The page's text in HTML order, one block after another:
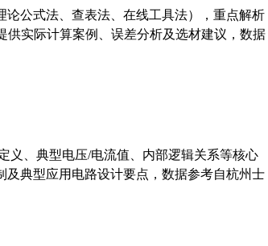
公式法、查表法、在线工具法），重点解析
供实际计算案例、误差分析及选材建议，数据
义、典型电压/电流值、内部逻辑关系等核心
典型应用电路设计要点，数据参考自杭州士